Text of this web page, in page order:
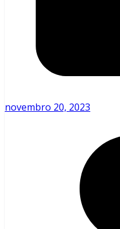
novembro 20, 2023